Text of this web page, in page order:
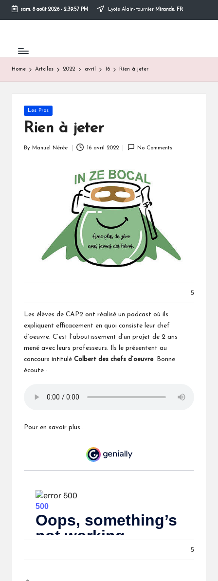
Skip
sam. 8 août 2026- 2:39:57 PM Lycée Alain-Fournier Mirande, FR
Home Artciles 2022 avril 16 Rien à jeter
Posted
in
Les Pros
Rien à jeter
By Manuel Nérée 16 avril 2022 No Comments
5
Les élèves de CAP2 ont réalisé un podcast où ils
expliquent efficacement en quoi consiste leur chef
d’oeuvre. C’est l’aboutissement d’un projet de 2 ans
mené avec leurs professeurs. Ils le présentent au
concours intitulé Colbert des chefs d’oeuvre. Bonne
écoute :
Pour en savoir plus :
5